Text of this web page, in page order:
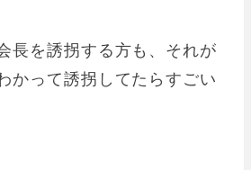
長を誘拐する方も、それが
かって誘拐してたらすごい